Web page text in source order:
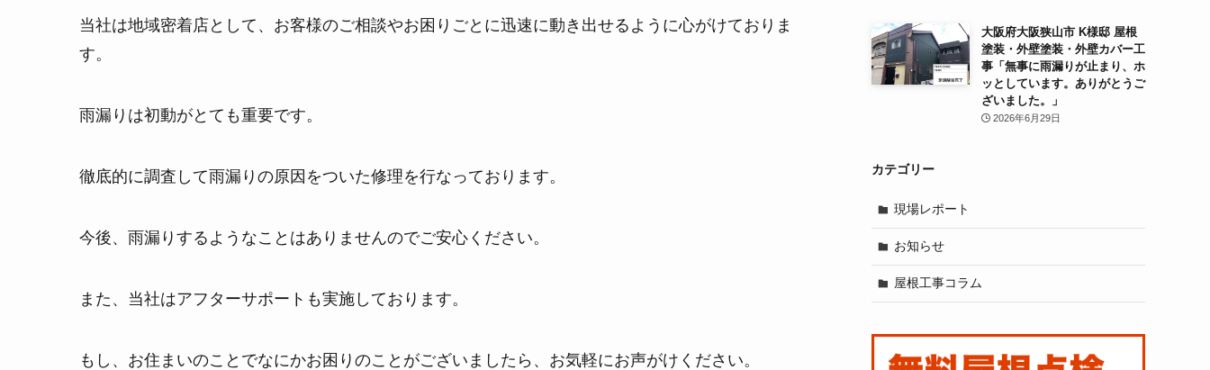
当社は地域密着店として、お客様のご相談やお困りごとに迅速に動き出せるように心がけておりま
す。
雨漏りは初動がとても重要です。
徹底的に調査して雨漏りの原因をついた修理を行なっております。
今後、雨漏りするようなことはありませんのでご安心ください。
また、当社はアフターサポートも実施しております。
もし、お住まいのことでなにかお困りのことがございましたら、お気軽にお声がけください。
大阪府大阪狭山市 K様邸 屋根
塗装・外壁塗装・外壁カバー工
事「無事に雨漏りが止まり、ホ
ッとしています。ありがとうご
ざいました。」
2026年6月29日
カテゴリー
現場レポート
お知らせ
屋根工事コラム